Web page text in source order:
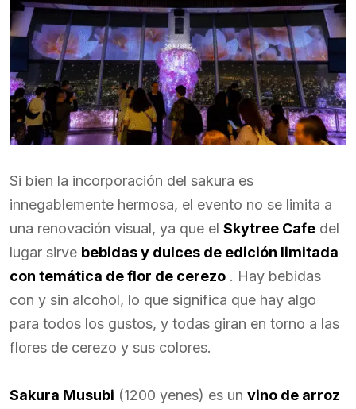
Si bien la incorporación del sakura es
innegablemente hermosa, el evento no se limita a
una renovación visual, ya que el Skytree Cafe del
lugar sirve bebidas y dulces de edición limitada
con temática de flor de cerezo . Hay bebidas
con y sin alcohol, lo que significa que hay algo
para todos los gustos, y todas giran en torno a las
flores de cerezo y sus colores.
Sakura Musubi (1200 yenes) es un vino de arroz